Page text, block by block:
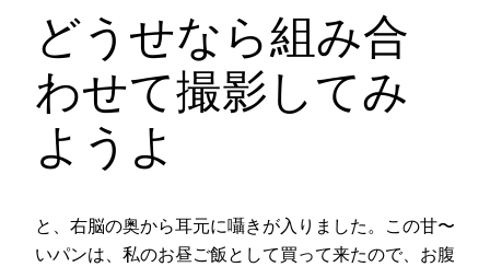
どうせなら組み合
わせて撮影してみ
ようよ
と、右脳の奥から耳元に囁きが入りました。この甘〜
いパンは、私のお昼ご飯として買って来たので、お腹